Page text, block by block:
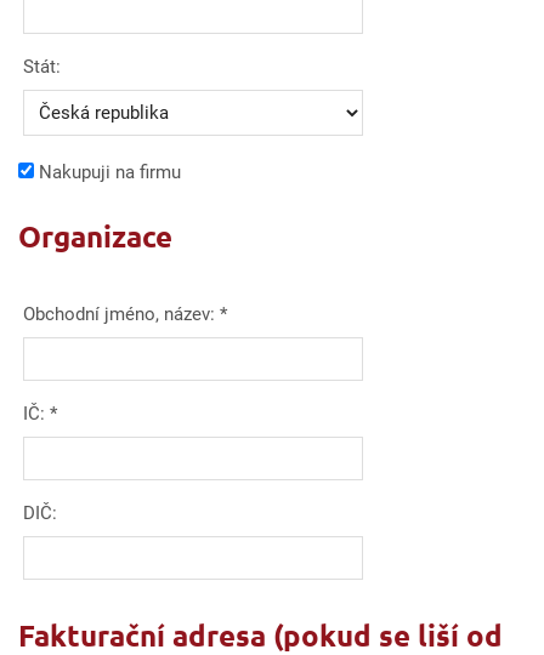
Stát:
Nakupuji na firmu
Organizace
Obchodní jméno, název: *
IČ: *
DIČ:
Fakturační adresa (pokud se liší od